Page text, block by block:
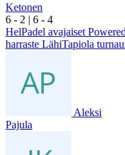
Ketonen
6 - 2 | 6 - 4
HelPadel avajaiset
harraste LähiTapiola
Aleksi
Pajula